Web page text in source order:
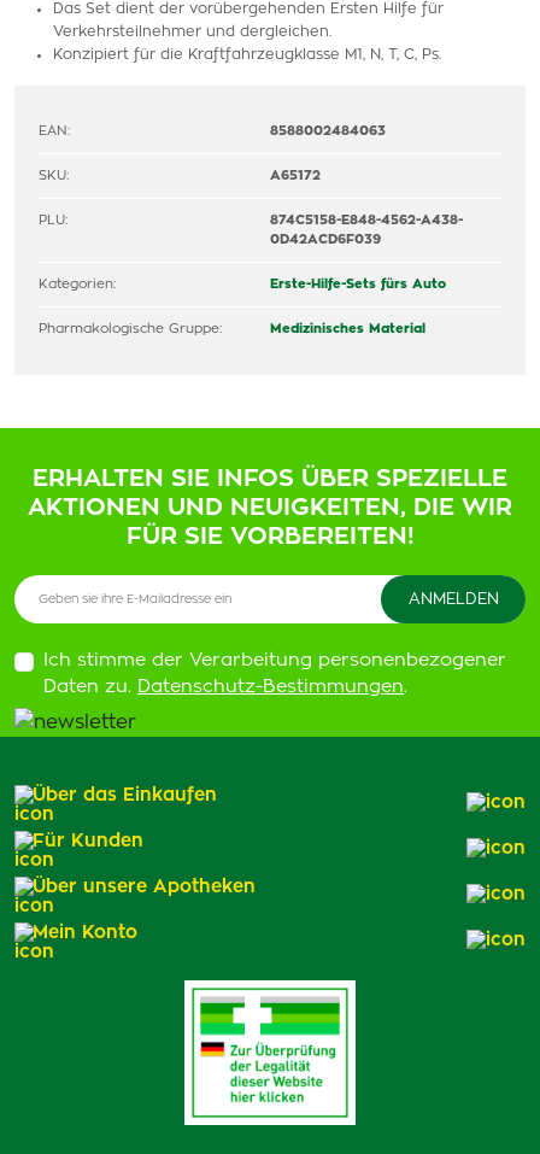
Das Set dient der vorübergehenden Ersten Hilfe für
Verkehrsteilnehmer und dergleichen.
Konzipiert für die Kraftfahrzeugklasse M1, N, T, C, Ps.
EAN: 8588002484063
SKU: A65172
PLU:
874C5158-E848-4562-A438-
0D42ACD6F039
Kategorien: Erste-Hilfe-Sets fürs Auto
Pharmakologische Gruppe: Medizinisches Material
ERHALTEN SIE INFOS ÜBER SPEZIELLE
AKTIONEN UND NEUIGKEITEN, DIE WIR
FÜR SIE VORBEREITEN!
Ich stimme der Verarbeitung personenbezogener
Daten zu. Datenschutz-Bestimmungen.
Über das Einkaufen
Für Kunden
Über unsere Apotheken
Mein Konto